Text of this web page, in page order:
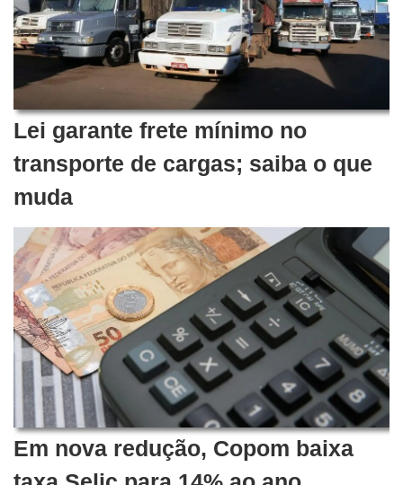
Lei garante frete mínimo no
transporte de cargas; saiba o que
muda
Em nova redução, Copom baixa